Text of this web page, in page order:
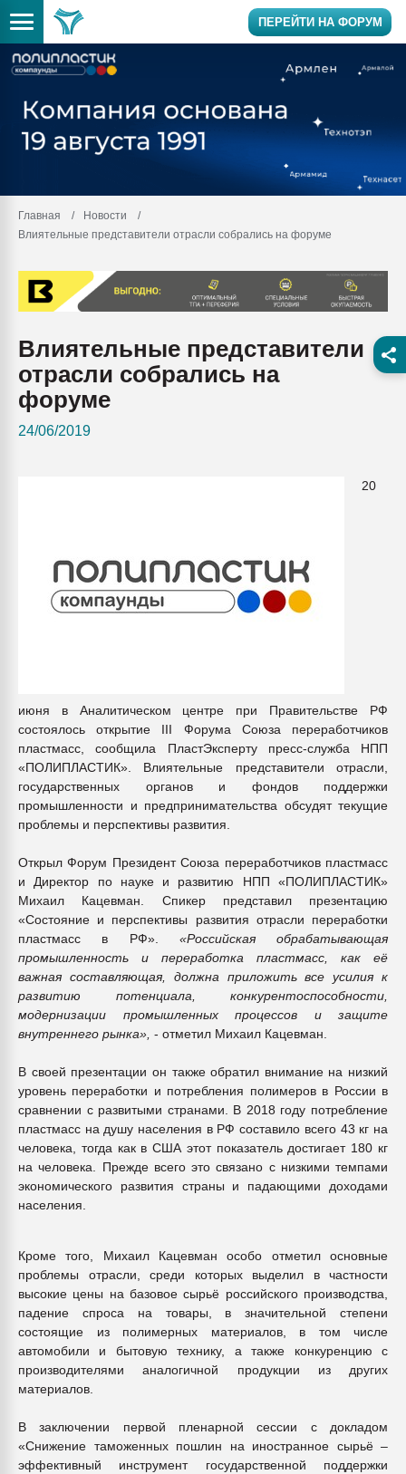
ПЕРЕЙТИ НА ФОРУМ
Продажа готового
производство SPC
29.07.2026 ФРП помог
заводу пластмасс"
Вакуум-формовочные
ближайшее
Подмосковье, Москва
28.07.2026
первый план в
28.07.2026
Главная
Новости
Влиятельные представители отрасли собрались на форуме
Влиятельные представители
отрасли собрались на
форуме
24/06/2019
20
июня в Аналитическом центре при Правительстве РФ
состоялось открытие III Форума Союза переработчиков
пластмасс, сообщила ПластЭксперту пресс-служба НПП
«ПОЛИПЛАСТИК». Влиятельные представители отрасли,
государственных органов и фондов поддержки
промышленности и предпринимательства обсудят текущие
проблемы и перспективы развития.
Открыл Форум Президент Союза переработчиков пластмасс
и Директор по науке и развитию НПП «ПОЛИПЛАСТИК»
Михаил Кацевман. Спикер представил презентацию
«Состояние и перспективы развития отрасли переработки
пластмасс в РФ». «Российская обрабатывающая
промышленность и переработка пластмасс, как её
важная составляющая, должна приложить все усилия к
развитию потенциала, конкурентоспособности,
модернизации промышленных процессов и защите
внутреннего рынка», - отметил Михаил Кацевман.
В своей презентации он также обратил внимание на низкий
уровень переработки и потребления полимеров в России в
сравнении с развитыми странами. В 2018 году потребление
пластмасс на душу населения в РФ составило всего 43 кг на
человека, тогда как в США этот показатель достигает 180 кг
на человека. Прежде всего это связано с низкими темпами
экономического развития страны и падающими доходами
населения.
Кроме того, Михаил Кацевман особо отметил основные
проблемы отрасли, среди которых выделил в частности
высокие цены на базовое сырьё российского производства,
падение спроса на товары, в значительной степени
состоящие из полимерных материалов, в том числе
автомобили и бытовую технику, а также конкуренцию с
производителями аналогичной продукции из других
материалов.
В заключении первой пленарной сессии с докладом
«Снижение таможенных пошлин на иностранное сырьё –
эффективный инструмент государственной поддержки